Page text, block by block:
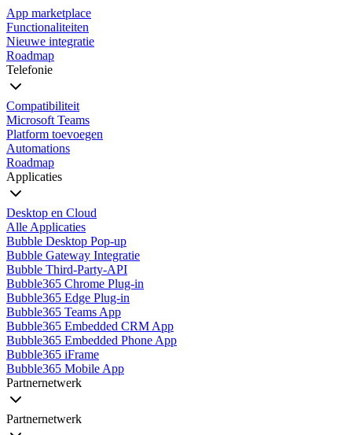
App marketplace
Functionaliteiten
Nieuwe integratie
Roadmap
Telefonie
Compatibiliteit
Microsoft Teams
Platform toevoegen
Automations
Roadmap
Applicaties
Desktop en Cloud
Alle Applicaties
Bubble Desktop Pop-up
Bubble Gateway Integratie
Bubble Third-Party-API
Bubble365 Chrome Plug-in
Bubble365 Edge Plug-in
Bubble365 Teams App
Bubble365 Embedded CRM App
Bubble365 Embedded Phone App
Bubble365 iFrame
Bubble365 Mobile App
Partnernetwerk
Partnernetwerk